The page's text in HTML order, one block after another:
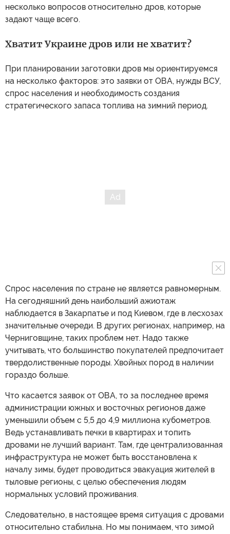
несколько вопросов относительно дров, которые
задают чаще всего.
Хватит Украине дров или не хватит?
При планировании заготовки дров мы ориентируемся
на несколько факторов: это заявки от ОВА, нужды ВСУ,
спрос населения и необходимость создания
стратегического запаса топлива на зимний период.
Спрос населения по стране не является равномерным.
На сегодняшний день наибольший ажиотаж
наблюдается в Закарпатье и под Киевом, где в лесхозах
значительные очереди. В других регионах, например, на
Черниговщине, таких проблем нет. Надо также
учитывать, что большинство покупателей предпочитает
твердолиственные породы. Хвойных пород в наличии
гораздо больше.
Что касается заявок от ОВА, то за последнее время
администрации южных и восточных регионов даже
уменьшили объем с 5,5 до 4,9 миллиона кубометров.
Ведь устанавливать печки в квартирах и топить
дровами не лучший вариант. Там, где централизованная
инфраструктура не может быть восстановлена к
началу зимы, будет проводиться эвакуация жителей в
тыловые регионы, с целью обеспечения людям
нормальных условий проживания.
Следовательно, в настоящее время ситуация с дровами
относительно стабильна. Но мы понимаем, что зимой